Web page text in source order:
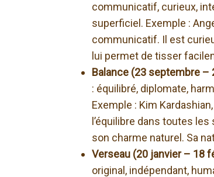
communicatif, curieux,
superficiel. Exemple :
communicatif. Il est
lui permet de tisser
Balance (23 septembre –
: équilibré, diplomate,
Exemple : Kim
l’équilibre dans toutes
son charme naturel. Sa
Verseau (20 janvier – 18
original, indépendant,